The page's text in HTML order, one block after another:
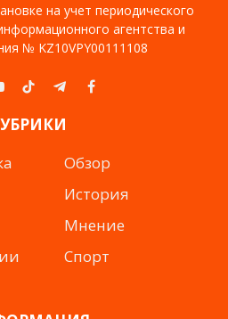
на учет периодического
агентства и
№ KZ10VPY00111108
TikTokTelegramFacebook
Обзор
История
Мнение
Спорт